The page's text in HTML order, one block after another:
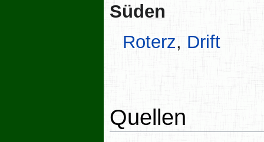
Süden
Roterz, Drift
Quellen